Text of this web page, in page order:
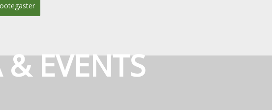
EVENTS